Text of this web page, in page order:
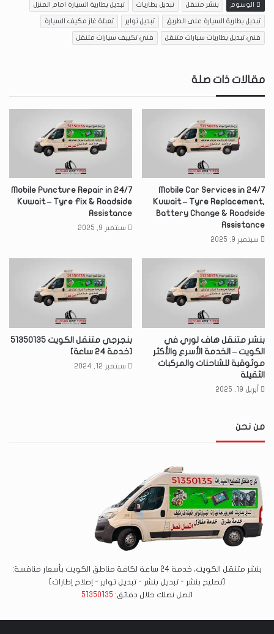
الوسوم بنشر متنقل تبديل بطاريات تبديل بطارية السيارة امام المنزل
تبديل بطارية السيارة على الطريق تبديل تواير تعبئة غاز مكيف السيارة
فني تبديل بطاريات سيارات متنقل فني تكييف سيارات متنقل
مقالات ذات صلة
24/7 Mobile Car Services in
Kuwait – Tyre Replacement,
Battery Change & Roadside
Assistance
سبتمبر 9, 2025
24/7 Mobile Puncture Repair in
Kuwait – Tyre Fix & Roadside
Assistance
سبتمبر 9, 2025
بنشر متنقل هاف لوري في
الكويت – الخدمة الأسرع والأكثر
موثوقية للشاحنات والمركبات
الثقيلة
أبريل 19, 2025
بنجرجي متنقل الكويت 51350135
[خدمة 24 ساعة]
سبتمبر 12, 2024
من نحن
بنشر متنقل الكويت، خدمة 24 ساعة لكافة مناطق الكويت بأسعار منافسة:
[تصليح بنشر - تبديل بنشر - تبديل تواير - إصلاح إطارات]
اتصل نصلك خلال دقائق: 51350135